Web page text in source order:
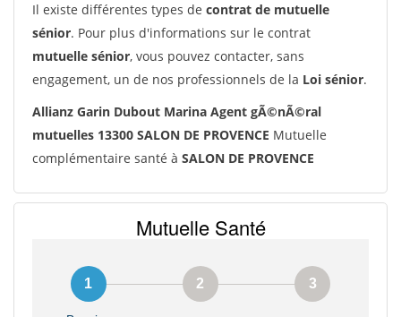
Il existe différentes types de contrat de mutuelle
sénior. Pour plus d'informations sur le contrat
mutuelle sénior, vous pouvez contacter, sans
engagement, un de nos professionnels de la Loi sénior.
Allianz Garin Dubout Marina Agent gÃ©nÃ©ral
mutuelles 13300 SALON DE PROVENCE Mutuelle
complémentaire santé à SALON DE PROVENCE